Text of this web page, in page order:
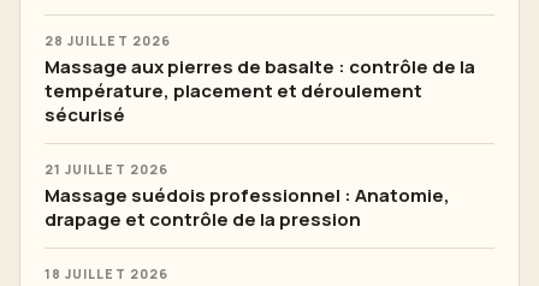
28 JUILLET 2026
Massage aux pierres de basalte : contrôle de la
température, placement et déroulement
sécurisé
21 JUILLET 2026
Massage suédois professionnel : Anatomie,
drapage et contrôle de la pression
18 JUILLET 2026